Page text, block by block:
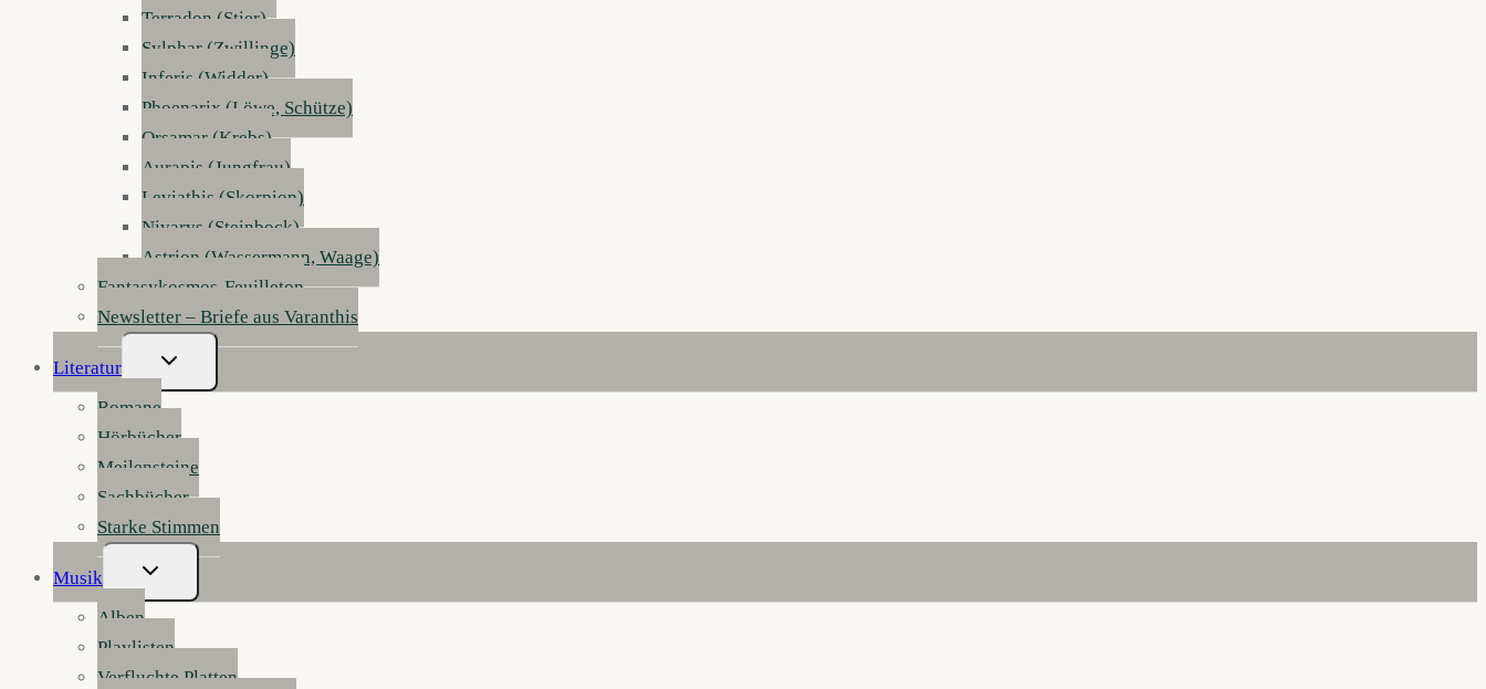
Terradon (Stier)
Sylphar (Zwillinge)
Inferis (Widder)
Phoenarix (Löwe, Schütze)
Orsamar (Krebs)
Aurapis (Jungfrau)
Leviathis (Skorpion)
Nivarys (Steinbock)
Astrion (Wassermann, Waage)
Fantasykosmos-Feuilleton
Newsletter – Briefe aus Varanthis
Literatur
Untermenü
Umschalten
Romane
Hörbücher
Meilensteine
Sachbücher
Starke Stimmen
Musik
Untermenü
Umschalten
Alben
Playlisten
Verfluchte Platten